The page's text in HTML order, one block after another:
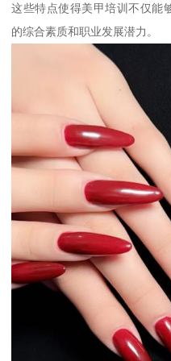
这些特点使得美甲培训不仅能
的综合素质和职业发展潜力。